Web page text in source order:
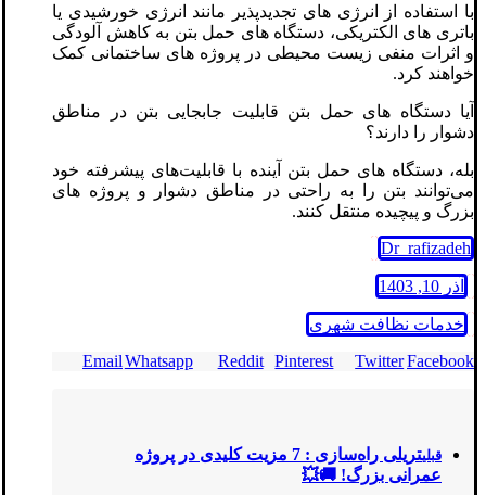
با استفاده از انرژی‌ های تجدیدپذیر مانند انرژی خورشیدی یا
باتری‌ های الکتریکی، دستگاه‌ های حمل بتن به کاهش آلودگی
و اثرات منفی زیست‌ محیطی در پروژه‌ های ساختمانی کمک
خواهند کرد.
آیا دستگاه‌ های حمل بتن قابلیت جابجایی بتن در مناطق
دشوار را دارند؟
بله، دستگاه‌ های حمل بتن آینده با قابلیت‌های پیشرفته خود
می‌توانند بتن را به راحتی در مناطق دشوار و پروژه‌ های
بزرگ و پیچیده منتقل کنند.
Dr_rafizadeh
آذر 10, 1403
خدمات نظافت شهری
Facebook
Twitter
Pinterest
Reddit
Whatsapp
Email
قبلی
تریلی‌ راه‌سازی : 7 مزیت کلیدی در پروژه‌
عمرانی بزرگ! 🚚💥